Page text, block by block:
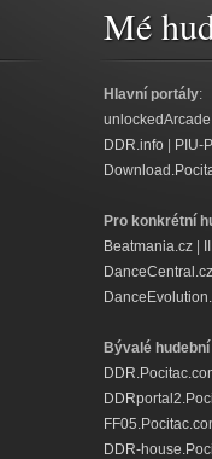
Mé
Hlavní portály:
DDR.info
PIU-
Pro konkrétní
Beatmania.cz
DanceCentral.cz
Bývalé
DDR-